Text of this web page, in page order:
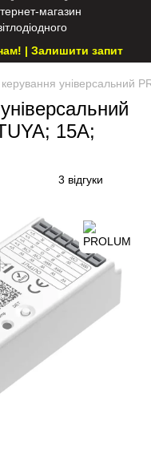
| Залишити запит
універсальний
15A;
3 відгуки